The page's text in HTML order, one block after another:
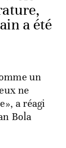
a été
un
ne
a réagi
Bola